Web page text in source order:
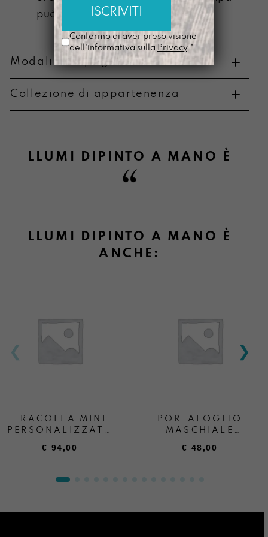
può scolorire
Modalità di pagamento e resi
Collezione di appartenenza
LLUMI DIPINTO A MANO È
LLUMI DIPINTO A MANO È
ANCHE:
TRACOLLA MINI
PERSONALIZZATA
“ANDREA BOATTA”
€ 94,00
PORTAFOGLIO
MASCHIALE
€ 48,00
Confermo di aver preso visione
dell'informativa sulla Privacy.*